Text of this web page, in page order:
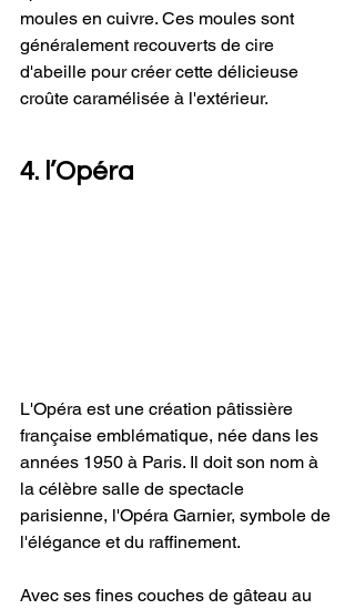
moules en cuivre. Ces moules sont
généralement recouverts de cire
d'abeille pour créer cette délicieuse
croûte caramélisée à l'extérieur.
4. l’Opéra
L'Opéra est une création pâtissière
française emblématique, née dans les
années 1950 à Paris. Il doit son nom à
la célèbre salle de spectacle
parisienne, l'Opéra Garnier, symbole de
l'élégance et du raffinement.
Avec ses fines couches de gâteau au